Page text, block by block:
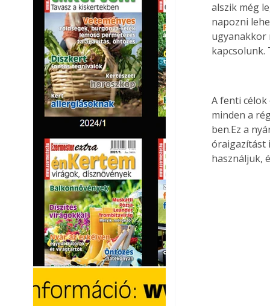
alszik még
napozni
ugyanakkor
kapcsolunk.
A fenti
minden a
ben.Ez a
óraigazítást
használjuk,